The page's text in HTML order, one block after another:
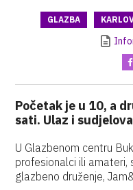
GLAZBA
Početak je u 10, a
sati. Ulaz i
U Glazbenom centru
profesionalci ili amateri,
glazbeno druženje,